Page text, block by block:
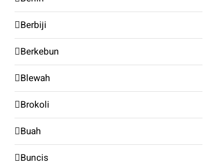
Berbiji
Berkebun
Blewah
Brokoli
Buah
Buncis